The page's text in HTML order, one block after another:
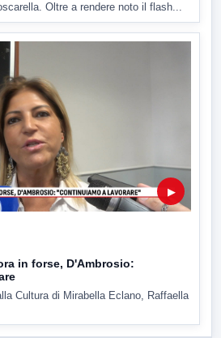
Oltre a rendere noto il flash...
▶
in forse, D'Ambrosio:
Cultura di Mirabella Eclano, Raffaella